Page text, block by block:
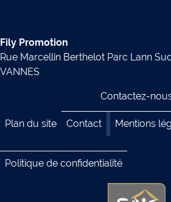
Fily Promotion
Rue Marcellin Berthelot Parc Lann
VANNES
Contactez-
Plan du site Contact Mentions
Politique de confidentialité